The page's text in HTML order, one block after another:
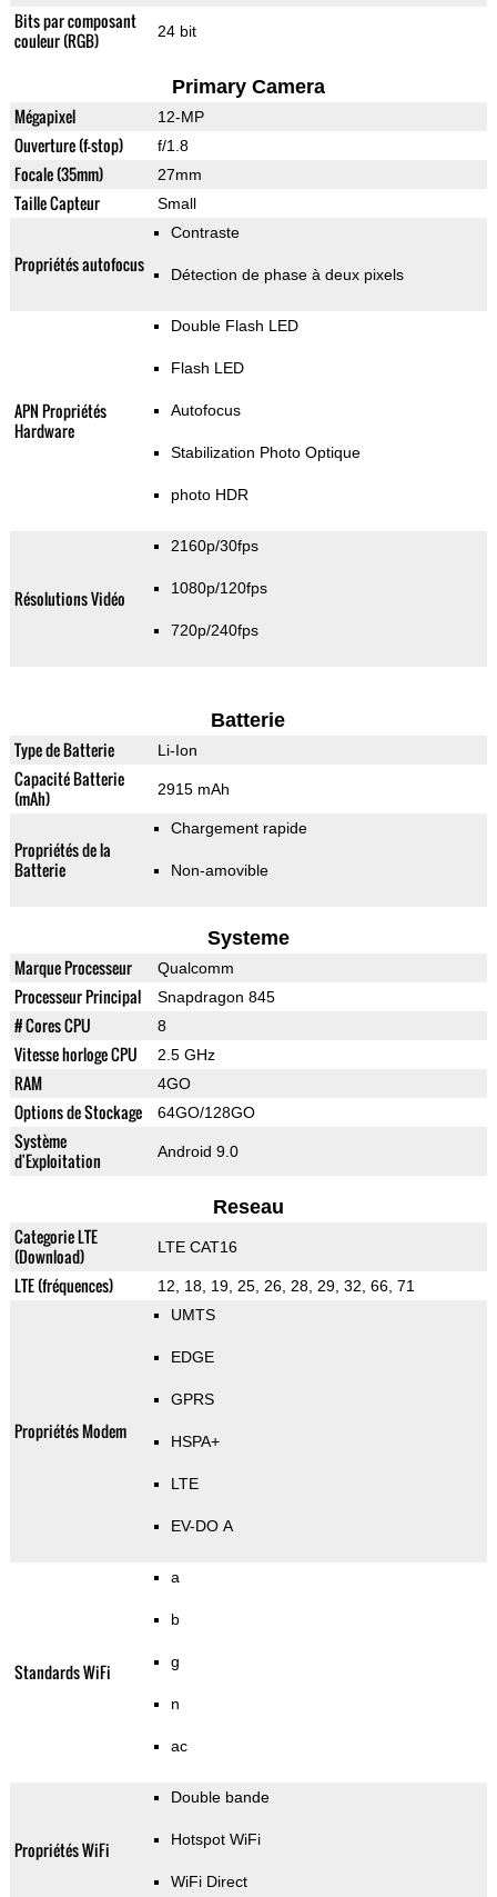
Bits par composant
couleur (RGB)
24 bit
Primary Camera
Mégapixel 12-MP
Ouverture (f-stop) f/1.8
Focale (35mm) 27mm
Taille Capteur Small
Propriétés autofocus
Contraste
Détection de phase à deux pixels
APN Propriétés
Hardware
Double Flash LED
Flash LED
Autofocus
Stabilization Photo Optique
photo HDR
Résolutions Vidéo
2160p/30fps
1080p/120fps
720p/240fps
Batterie
Type de Batterie Li-Ion
Capacité Batterie
(mAh)
2915 mAh
Propriétés de la
Batterie
Chargement rapide
Non-amovible
Systeme
Marque Processeur Qualcomm
Processeur Principal Snapdragon 845
# Cores CPU 8
Vitesse horloge CPU 2.5 GHz
RAM 4GO
Options de Stockage 64GO/128GO
Système
d'Exploitation
Android 9.0
Reseau
Categorie LTE
(Download)
LTE CAT16
LTE (fréquences) 12, 18, 19, 25, 26, 28, 29, 32, 66, 71
Propriétés Modem
UMTS
EDGE
GPRS
HSPA+
LTE
EV-DO A
Standards WiFi
a
b
g
n
ac
Propriétés WiFi
Double bande
Hotspot WiFi
WiFi Direct